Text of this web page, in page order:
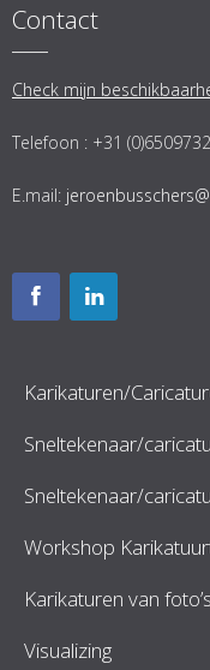
Contact
Check mijn
Telefoon : +31
E.mail:
Karikaturen/
Sneltekenaar/
Sneltekenaar/
Workshop
Karikaturen van foto’s
Visualizing